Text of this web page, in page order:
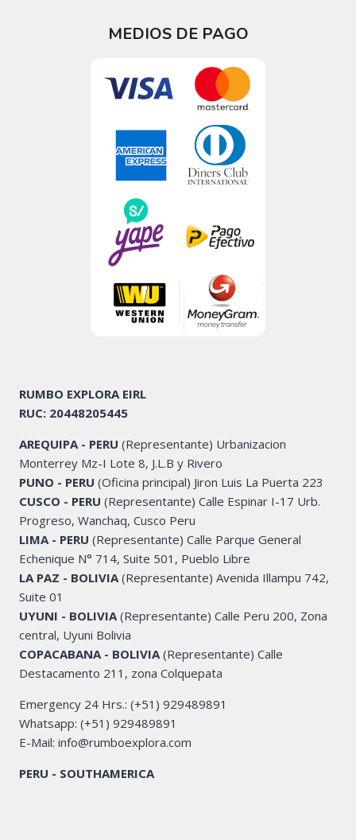
MEDIOS DE PAGO
RUMBO EXPLORA EIRL
RUC: 20448205445
AREQUIPA - PERU (Representante) Urbanizacion
Monterrey Mz-I Lote 8, J.L.B y Rivero
PUNO - PERU (Oficina principal) Jiron Luis La Puerta 223
CUSCO - PERU (Representante) Calle Espinar I-17 Urb.
Progreso, Wanchaq, Cusco Peru
LIMA - PERU (Representante) Calle Parque General
Echenique N° 714, Suite 501, Pueblo Libre
LA PAZ - BOLIVIA(Representante) Avenida Illampu 742,
Suite 01
UYUNI - BOLIVIA(Representante) Calle Peru 200, Zona
central, Uyuni Bolivia
COPACABANA - BOLIVIA(Representante) Calle
Destacamento 211, zona Colquepata
Emergency 24 Hrs.: (+51) 929489891
Whatsapp: (+51) 929489891
E-Mail: info@rumboexplora.com
PERU - SOUTHAMERICA